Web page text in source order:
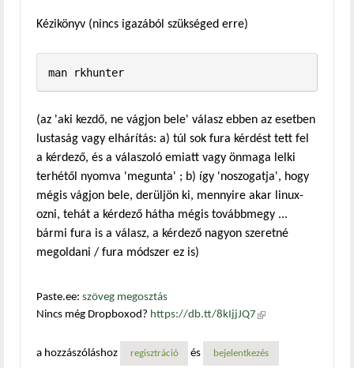
Kézikönyv (nincs igazából szükséged erre)
man rkhunter
(az 'aki kezdő, ne vágjon bele' válasz ebben az esetben
lustaság vagy elhárítás: a) túl sok fura kérdést tett fel
a kérdező, és a válaszoló emiatt vagy önmaga lelki
terhétől nyomva 'megunta' ; b) így 'noszogatja', hogy
mégis vágjon bele, derüljön ki, mennyire akar linux-
ozni, tehát a kérdező hátha mégis továbbmegy ...
bármi fura is a válasz, a kérdező nagyon szeretné
megoldani / fura módszer ez is)
Paste.ee: szöveg megosztás
Nincs még Dropboxod? https://db.tt/8kIjjJQ7 (külső
a hozzászóláshoz
regisztráció és bejelentkezés